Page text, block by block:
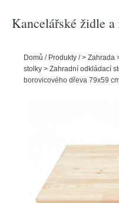
Kancelářské židle
Domů / Produkty /> Zahrada
stolky > Zahradní odkládací
borovicového dřeva 79x59